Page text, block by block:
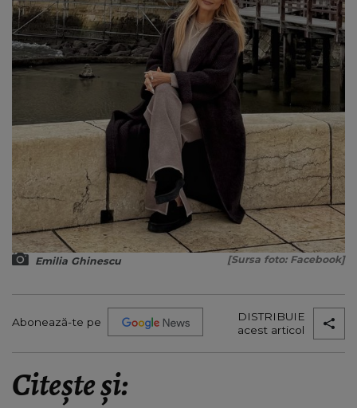
Emilia Ghinescu [Sursa foto: Facebook]
Abonează-te pe
DISTRIBUIE
acest articol
Citește și: